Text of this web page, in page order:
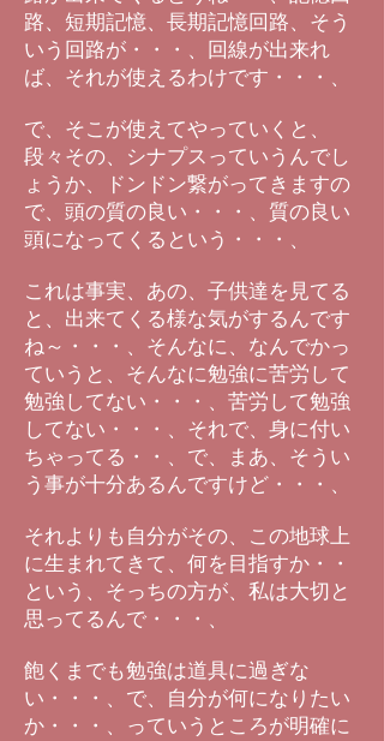
路、短期記憶、長期記憶回路、そう
いう回路が・・・、回線が出来れ
ば、それが使えるわけです・・・、
で、そこが使えてやっていくと、
段々その、シナプスっていうんでし
ょうか、ドンドン繋がってきますの
で、頭の質の良い・・・、質の良い
頭になってくるという・・・、
これは事実、あの、子供達を見てる
と、出来てくる様な気がするんです
ね～・・・、そんなに、なんでかっ
ていうと、そんなに勉強に苦労して
勉強してない・・・、苦労して勉強
してない・・・、それで、身に付い
ちゃってる・・、で、まあ、そうい
う事が十分あるんですけど・・・、
それよりも自分がその、この地球上
に生まれてきて、何を目指すか・・
という、そっちの方が、私は大切と
思ってるんで・・・、
飽くまでも勉強は道具に過ぎな
い・・・、で、自分が何になりたい
か・・・、っていうところが明確に